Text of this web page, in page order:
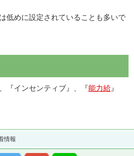
低めに設定されていることも多いで
『インセンティブ』、『能力給 』
情報